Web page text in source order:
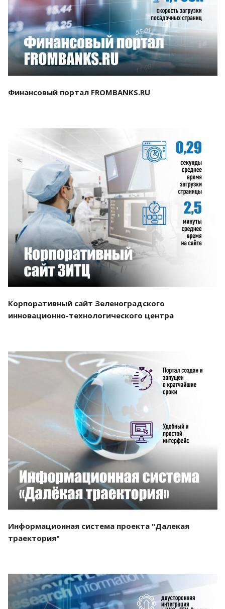
Смотреть проект
Финансовый портал FROMBANKS.RU
Смотреть проект
Корпоративный сайт Зеленоградского
инновационно-технологического центра
Смотреть проект
Информационная система проекта "Далекая
траектория"